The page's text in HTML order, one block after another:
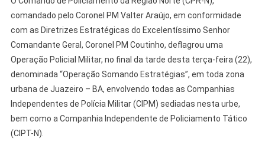
comandado pelo Coronel PM Valter Araújo, em conformidade
com as Diretrizes Estratégicas do Excelentíssimo Senhor
Comandante Geral, Coronel PM Coutinho, deflagrou uma
Operação Policial Militar, no final da tarde desta terça-feira (22),
denominada “Operação Somando Estratégias”, em toda zona
urbana de Juazeiro – BA, envolvendo todas as Companhias
Independentes de Polícia Militar (CIPM) sediadas nesta urbe,
bem como a Companhia Independente de Policiamento Tático
(CIPT-N).